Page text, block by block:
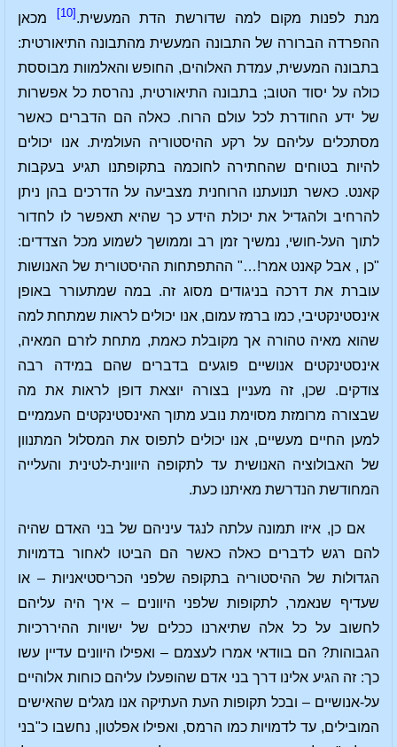
מנת לפנות מקום למה שדורשת הדת המעשית. [10]
מכאן
ההפרדה הברורה של התבונה המעשית מהתבונה התיאורטית:
בתבונה המעשית, עמדת האלוהים, החופש והאלמוות מבוססת
כולה על יסוד הטוב; בתבונה התיאורטית, נהרסת כל אפשרות
של ידע החודרת לכל עולם הרוח. כאלה הם הדברים כאשר
מסתכלים עליהם על רקע ההיסטוריה העולמית. אנו יכולים
להיות בטוחים שהחתירה לחוכמה בתקופתנו תגיע בעקבות
קאנט. כאשר תנועתנו הרוחנית מצביעה על הדרכים בהן ניתן
להרחיב ולהגדיל את יכולת הידע כך שהיא תאפשר לו לחדור
לתוך העל-חושי, נמשיך זמן רב וממושך לשמוע מכל הצדדים:
"כן , אבל קאנט אמר!…" ההתפתחות ההיסטורית של האנושות
עוברת את דרכה בניגודים מסוג זה. במה שמתעורר באופן
אינסטינקטיבי, כמו ברמז עמום, אנו יכולים לראות שמתחת למה
שהוא מאיה טהורה אך מקובלת כאמת, מתחת לזרם המאיה,
אינסטינקטים אנושיים פוגעים בדברים שהם במידה רבה
צודקים. שכן, זה מעניין בצורה יוצאת דופן לראות את מה
שבצורה מרומזת מסוימת נובע מתוך האינסטינקטים העממיים
למען החיים מעשיים, אנו יכולים לתפוס את המסלול המתנוון
של האבולוציה האנושית עד לתקופה היוונית-לטינית והעלייה
המחודשת הנדרשת מאיתנו כעת.
אם כן, איזו תמונה עלתה לנגד עיניהם של בני האדם שהיה
להם רגש לדברים כאלה כאשר הם הביטו לאחור בדמויות
הגדולות של ההיסטוריה בתקופה שלפני הכריסטיאניות – או
שעדיף שנאמר, לתקופות שלפני היוונים – איך היה עליהם
לחשוב על כל אלה שתיארנו ככלים של ישויות ההיררכיות
הגבוהות? הם בוודאי אמרו לעצמם – ואפילו היוונים עדיין עשו
כך: זה הגיע אלינו דרך בני אדם שהופעלו עליהם כוחות אלוהיים
על-אנושיים – ובכל תקופות העת העתיקה אנו מגלים שהאישים
המובילים, עד לדמויות כמו הרמס, ואפילו אפלטון, נחשבו כ"בני